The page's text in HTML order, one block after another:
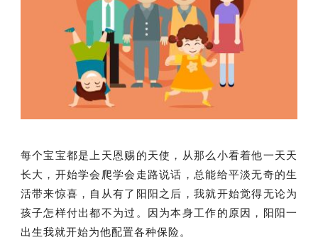
每个宝宝都是上天恩赐的天使，从那么小看着他一天天
长大，开始学会爬学会走路说话，总能给平淡无奇的生
活带来惊喜，自从有了阳阳之后，我就开始觉得无论为
孩子怎样付出都不为过。因为本身工作的原因，阳阳一
出生我就开始为他配置各种保险。